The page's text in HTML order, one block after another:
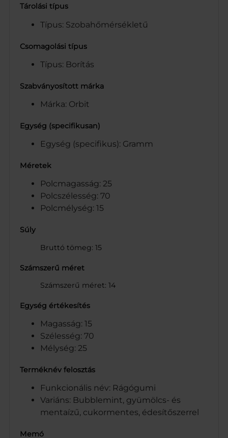
g
Tárolási típus
Típus: Szobahőmérsékletű
Csomagolási típus
Típus: Borítás
Szabványosított márka
Márka: Orbit
Egység (specifikusan)
Egység (specifikus): Gramm
Méretek
Polcmagasság: 25
Polcszélesség: 70
Polcmélység: 15
Súly
Bruttó tömeg: 15
Számszerű méret
Számszerű méret: 14
Egység értékesítés
Magasság: 15
Szélesség: 70
Mélység: 25
Terméknév felosztás
Funkcionális név: Rágógumi
Variáns: Bubblemint, gyümölcs- és
mentaízű, cukormentes, édesítőszerrel
Memó